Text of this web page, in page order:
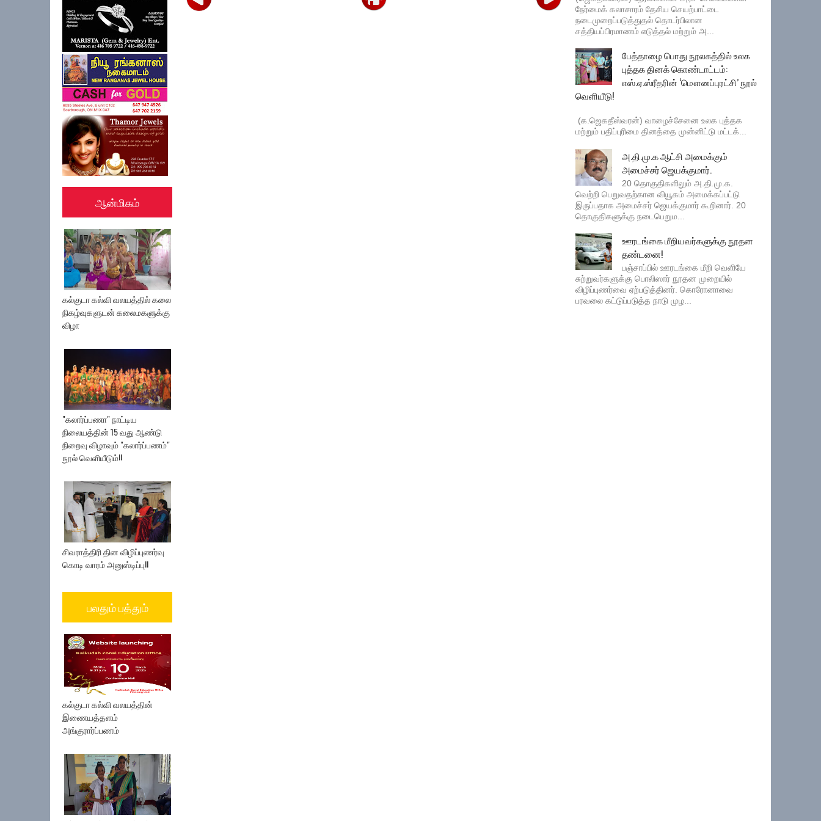
ஆன்மிகம்
கல்குடா கல்வி வலயத்தில் கலை
நிகழ்வுகளுடன் கலைமகளுக்கு
விழா
"கலார்ப்பணா" நாட்டிய
நிலையத்தின் 15 வது ஆண்டு
நிறைவு விழாவும் "கலார்ப்பணம்"
நூல் வெளியீடும்!!
சிவராத்திரி தின விழிப்புணர்வு
கொடி வாரம் அனுஸ்டிப்பு!!
பலதும் பத்தும்
கல்குடா கல்வி வலயத்தின்
இணையத்தளம்
அங்குரார்ப்பணம்
நேர்மைக் கலாசாரம் தேசிய செயற்பாட்டை
நடைமுறைப்படுத்துதல் தொடர்பிலான
சத்தியப்பிரமாணம் எடுத்தல் மற்றும் அ...
பேத்தாழை பொது நூலகத்தில் உலக
புத்தக தினக் கொண்டாட்டம்:
எஸ்.ஏ.ஸ்ரீதரின் ‘மௌனப்புரட்சி’ நூல்
வெளியீடு!
(க.ஜெகதீஸ்வரன்) வாழைச்சேனை உலக புத்தக
மற்றும் பதிப்புரிமை தினத்தை முன்னிட்டு மட்டக்...
அ.தி.மு.க ஆட்சி அமைக்கும்
அமைச்சர் ஜெயக்குமார்.
20 தொகுதிகளிலும் அ.தி.மு.க.
வெற்றி பெறுவதற்கான வியூகம் அமைக்கப்பட்டு
இருப்பதாக அமைச்சர் ஜெயக்குமார் கூறினார். 20
தொகுதிகளுக்கு நடைபெறும...
ஊரடங்கை மீறியவர்களுக்கு நூதன
தண்டனை!
பஞ்சாப்பில் ஊரடங்கை மீறி வெளியே
சுற்றுவர்களுக்கு பொலிஸார் நூதன முறையில்
விழிப்புணர்வை ஏற்படுத்தினர். கொரோனாவை
பரவலை கட்டுப்படுத்த நாடு முழ...